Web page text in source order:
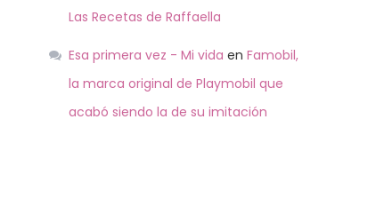
Las Recetas de Raffaella
Esa primera vez - Mi vida en Famobil,
la marca original de Playmobil que
acabó siendo la de su imitación